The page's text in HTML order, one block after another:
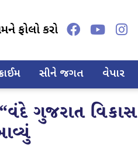
ફોલો કરો
સીને જગત વેપાર
ગુજરાત વિકાસ